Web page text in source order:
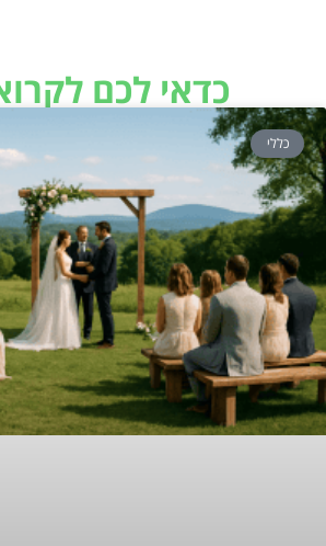
כדאי לכם
כללי